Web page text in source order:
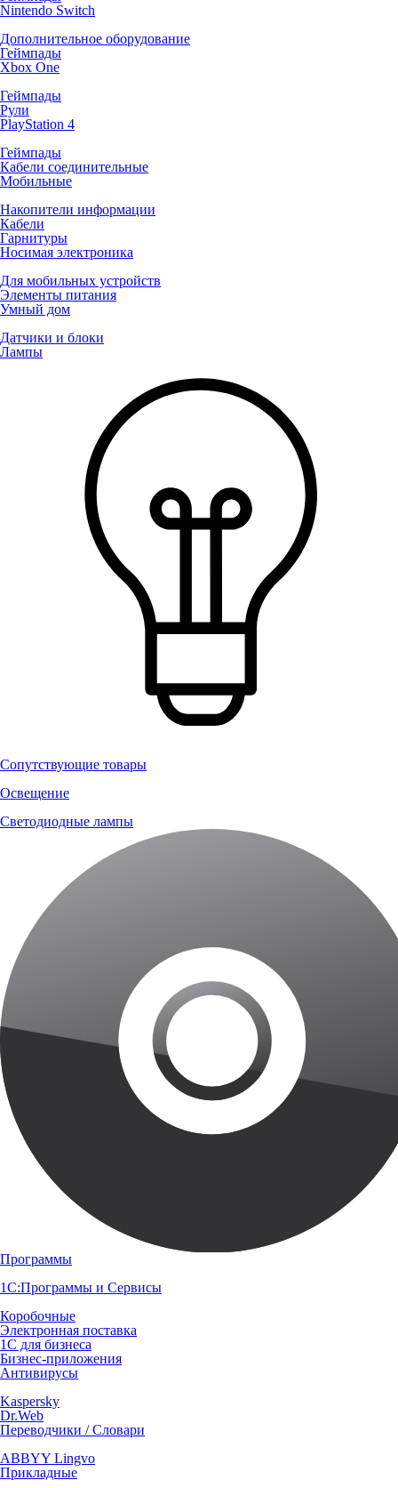
Nintendo Switch
Дополнительное оборудование
Геймпады
Xbox One
Геймпады
Рули
PlayStation 4
Геймпады
Кабели соединительные
Мобильные
Накопители информации
Кабели
Гарнитуры
Носимая электроника
Для мобильных устройств
Элементы питания
Умный дом
Датчики и блоки
Лампы
Сопутствующие товары
Освещение
Светодиодные лампы
Программы
1С:Программы и Сервисы
Коробочные
Электронная поставка
1С для бизнеса
Бизнес-приложения
Антивирусы
Kaspersky
Dr.Web
Переводчики / Словари
ABBYY Lingvo
Прикладные